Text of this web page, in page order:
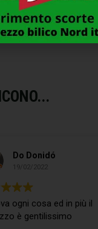
26,00
Do Donidó
19/02/2022
ogni cosa ed in più il
è gentilissimo